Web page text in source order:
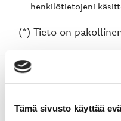
Tämä sivusto käyttää
henkilötietojeni
(*) Tieto on